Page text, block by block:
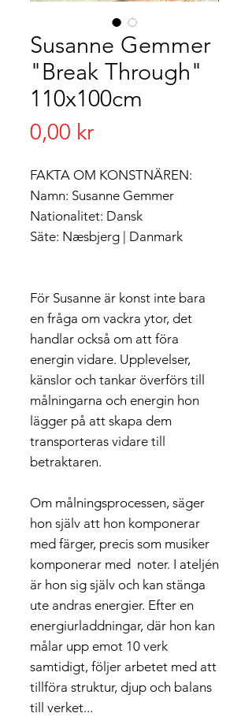
Susanne Gemmer
"Break Through"
110x100cm
0,00 krPris
FAKTA OM KONSTNÄREN:
Namn: Susanne Gemmer
Nationalitet: Dansk
Säte: Næsbjerg | Danmark
För Susanne är konst inte bara
en fråga om vackra ytor, det
handlar också om att föra
energin vidare. Upplevelser,
känslor och tankar överförs till
målningarna och energin hon
lägger på att skapa dem
transporteras vidare till
betraktaren.
Om målningsprocessen, säger
hon själv att hon komponerar
med färger, precis som musiker
komponerar med noter. I ateljén
är hon sig själv och kan stänga
ute andras energier. Efter en
energiurladdningar, där hon kan
målar upp emot 10 verk
samtidigt, följer arbetet med att
tillföra struktur, djup och balans
till verket...